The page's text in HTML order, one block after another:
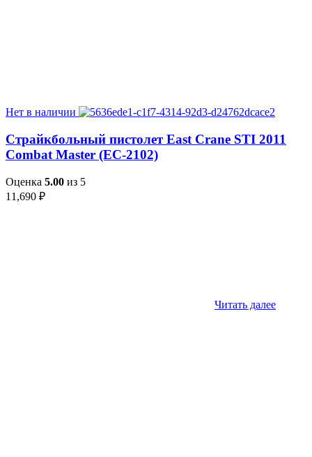
Нет в наличии
Страйкбольный пистолет East Crane STI 2011
Combat Master (EC-2102)
Оценка 5.00 из 5
11,690 ₽
Читать далее